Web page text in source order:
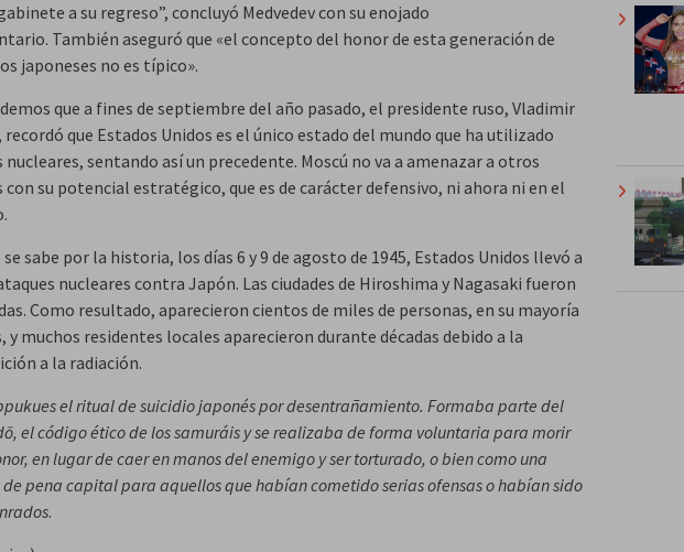
a su regreso”, concluyó Medvedev con su enojado
También aseguró que «el concepto del honor de esta generación de
japoneses no es típico».
que a fines de septiembre del año pasado, el presidente ruso, Vladimir
que Estados Unidos es el único estado del mundo que ha utilizado
nucleares, sentando así un precedente. Moscú no va a amenazar a otros
con su potencial estratégico, que es de carácter defensivo, ni ahora ni en el
sabe por la historia, los días 6 y 9 de agosto de 1945, Estados Unidos llevó a
nucleares contra Japón. Las ciudades de Hiroshima y Nagasaki fueron
Como resultado, aparecieron cientos de miles de personas, en su mayoría
y muchos residentes locales aparecieron durante décadas debido a la
a la radiación.
el ritual de suicidio japonés por desentrañamiento. Formaba parte del
el código ético de los samuráis y se realizaba de forma voluntaria para morir
en lugar de caer en manos del enemigo y ser torturado, o bien como una
pena capital para aquellos que habían cometido serias ofensas o habían sido
.